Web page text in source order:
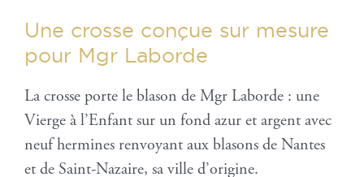
Une crosse conçue sur mesure
pour Mgr Laborde
La crosse porte le blason de Mgr Laborde : une
Vierge à l’Enfant sur un fond azur et argent avec
neuf hermines renvoyant aux blasons de Nantes
et de Saint-Nazaire, sa ville d’origine.